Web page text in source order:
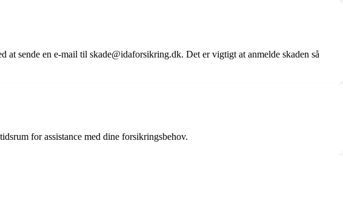
sende en e-mail til skade@idaforsikring.dk. Det er vigtigt at anmelde skaden så
for assistance med dine forsikringsbehov.